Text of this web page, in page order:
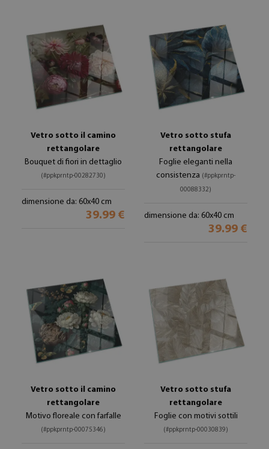
Vetro sotto il camino
rettangolare
Bouquet di fiori in dettaglio
(#ppkprntp-00282730)
dimensione da: 60x40 cm
39.99 €
Vetro sotto stufa
rettangolare
Foglie eleganti nella
consistenza (#ppkprntp-
00088332)
dimensione da: 60x40 cm
39.99 €
Vetro sotto il camino
rettangolare
Motivo floreale con farfalle
(#ppkprntp-00075346)
Vetro sotto stufa
rettangolare
Foglie con motivi sottili
(#ppkprntp-00030839)